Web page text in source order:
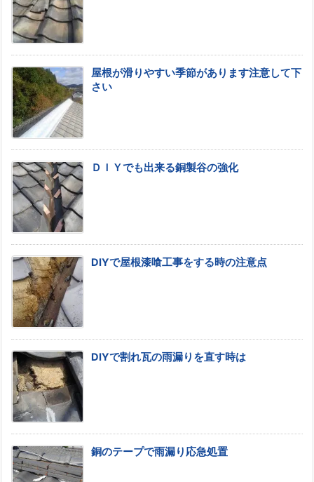
屋根が滑りやすい季節があります注意して下
さい
ＤＩＹでも出来る銅製谷の強化
DIYで屋根漆喰工事をする時の注意点
DIYで割れ瓦の雨漏りを直す時は
銅のテープで雨漏り応急処置